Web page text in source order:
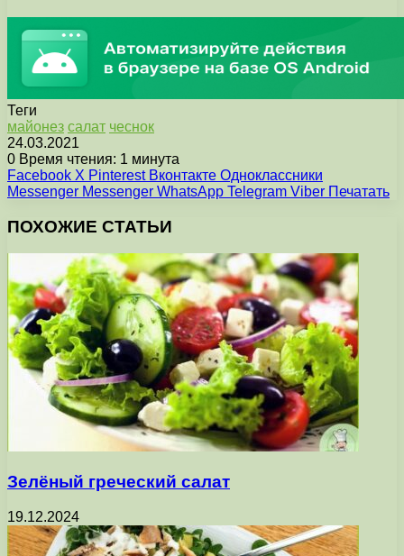
Теги
майонез салат чеснок
24.03.2021
0 Время чтения: 1 минута
Facebook X Pinterest Вконтакте Одноклассники
Messenger Messenger WhatsApp Telegram Viber Печатать
ПОХОЖИЕ СТАТЬИ
Зелёный греческий салат
19.12.2024